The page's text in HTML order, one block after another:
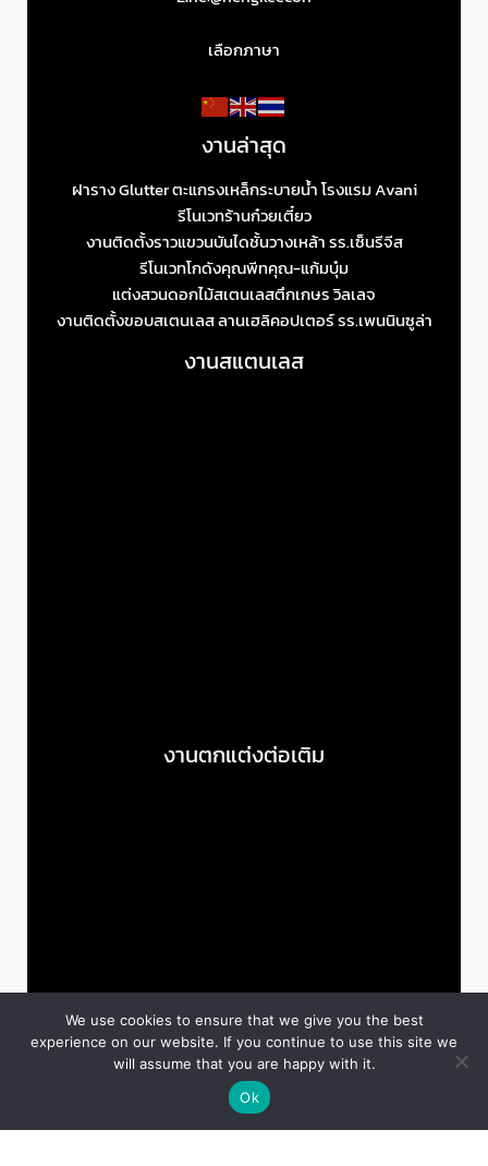
เลือกภาษา
งานล่าสุด
ฝาราง Glutter ตะแกรงเหล็กระบายน้ำ โรงแรม Avani
รีโนเวทร้านก๋วยเตี๋ยว
งานติดตั้งราวแขวนบันไดชั้นวางเหล้า รร.เซ็นรีจีส
รีโนเวทโกดังคุณพีทคุณ-แก้มบุ๋ม
แต่งสวนดอกไม้สเตนเลสตึกเกษร วิลเลจ
งานติดตั้งขอบสเตนเลส ลานเฮลิคอปเตอร์ รร.เพนนินซูล่า
งานสแตนเลส
งานตกแต่งต่อเติม
We use cookies to ensure that we give you the best
experience on our website. If you continue to use this site we
will assume that you are happy with it.
Ok
ให้คำปรึกษา😀